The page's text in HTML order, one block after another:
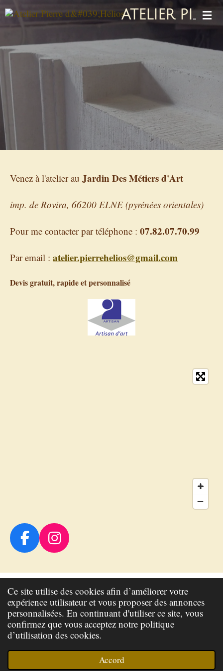
Ce site utilise des cookies afin d’améliorer votre
expérience utilisateur et vous proposer des annonces
personnalisées. En continuant d'utiliser ce site, vous
confirmez que vous acceptez notre politique
d’utilisation des cookies.
Accord
Passer
au
contenu
principal
ATELIER PIERRE D'HÉLIOS
Venez à l'atelier au Jardin Des Métiers d'Art
imp. de Rovira, 66200 ELNE (pyrénées orientales)
Pour me contacter par téléphone : 07.82.07.70.99
Par email : atelier.pierrehelios@gmail.com
Devis gratuit, rapide et personnalisé
F
a
c
e
b
o
o
k
I
n
s
t
a
g
r
a
m
Mentions légales : Christian Kouyoumdjian, 23 rue du Neulos
66740 Laroque-des-albères, entreprise individuelle SIRET
90119259100013